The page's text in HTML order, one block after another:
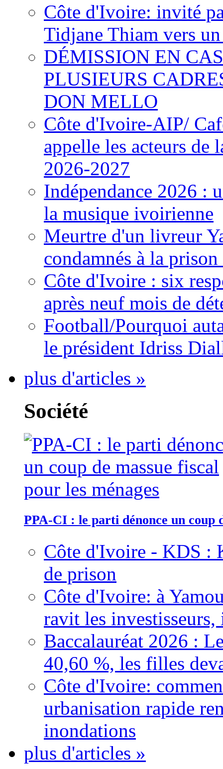
Côte d'Ivoire: invité
Tidjane Thiam vers
DÉMISSION EN
PLUSIEURS
DON MELLO
Côte d'Ivoire-AIP/
appelle les acteurs de
2026-2027
Indépendance 2026 :
la musique ivoirienne
Meurtre d'un livreur
condamnés à la
Côte d'Ivoire : six
après neuf mois de
Football/Pourquoi
le président Idriss
plus d'articles »
Société
PPA-CI : le parti dénonce un coup
Côte d'Ivoire - KDS :
de prison
Côte d'Ivoire: à
ravit les
Baccalauréat 2026 :
40,60 %, les filles
Côte d'Ivoire:
urbanisation rapide
inondations
plus d'articles »